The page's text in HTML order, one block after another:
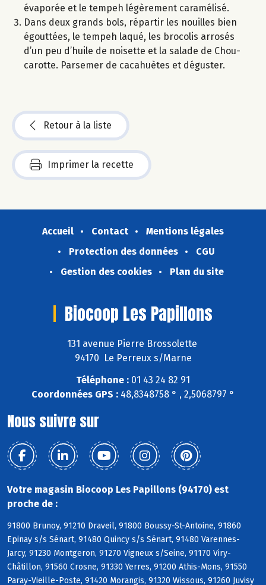
évaporée et le tempeh légèrement caramélisé.
Dans deux grands bols, répartir les nouilles bien
égouttées, le tempeh laqué, les brocolis arrosés
d’un peu d’huile de noisette et la salade de Chou-
carotte. Parsemer de cacahuètes et déguster.
Retour à la liste
Imprimer la recette
Accueil Contact
Mentions légales
Protection des données
CGU
Gestion des cookies
Plan du site
Biocoop Les Papillons
131 avenue Pierre Brossolette
94170 Le Perreux s/Marne
Téléphone : 01 43 24 82 91
Coordonnées GPS : 48,8348758 ° , 2,5068797 °
Nous suivre sur
Votre magasin Biocoop Les Papillons (94170) est
proche de :
91800 Brunoy, 91210 Draveil, 91800 Boussy-St-Antoine, 91860
Epinay s/s Sénart, 91480 Quincy s/s Sénart, 91480 Varennes-
Jarcy, 91230 Montgeron, 91270 Vigneux s/Seine, 91170 Viry-
Châtillon, 91560 Crosne, 91330 Yerres, 91200 Athis-Mons, 91550
Paray-Vieille-Poste, 91420 Morangis, 91320 Wissous, 91260 Juvisy